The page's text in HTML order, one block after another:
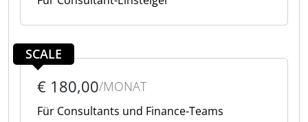
SCALE
€ 180,00/MONAT
Für Consultants und Finance-Teams